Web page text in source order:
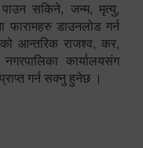
पाउन सकिने, जन्म, मृत्यु,
फारामहरु डाउनलोड गर्न
आन्तरिक राजश्व, कर,
कार्यालयसंग
गर्न सक्नु हुनेछ ।